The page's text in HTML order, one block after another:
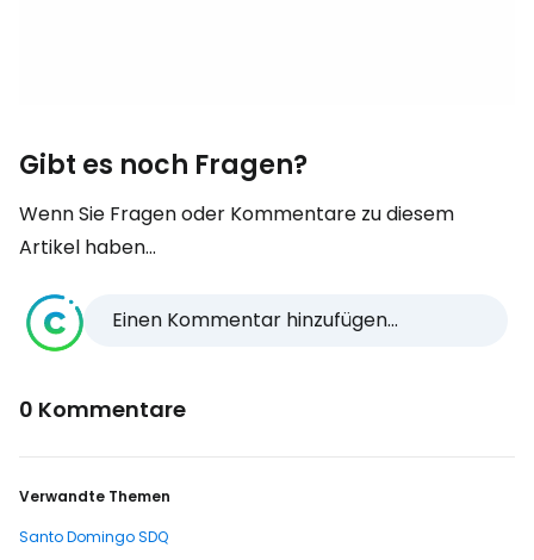
Gibt es noch Fragen?
Wenn Sie Fragen oder Kommentare zu diesem
Artikel haben...
Einen Kommentar hinzufügen...
0 Kommentare
Verwandte Themen
Santo Domingo SDQ